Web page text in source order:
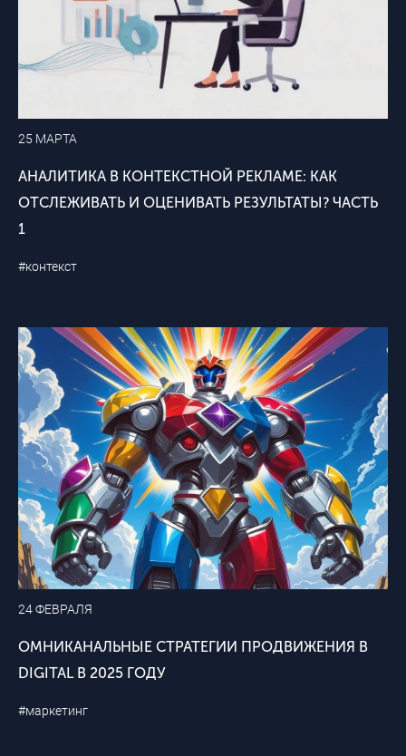
25 МАРТА
АНАЛИТИКА В КОНТЕКСТНОЙ РЕКЛАМЕ: КАК
ОТСЛЕЖИВАТЬ И ОЦЕНИВАТЬ РЕЗУЛЬТАТЫ? ЧАСТЬ
1
#контекст
24 ФЕВРАЛЯ
ОМНИКАНАЛЬНЫЕ СТРАТЕГИИ ПРОДВИЖЕНИЯ В
DIGITAL В 2025 ГОДУ
#маркетинг